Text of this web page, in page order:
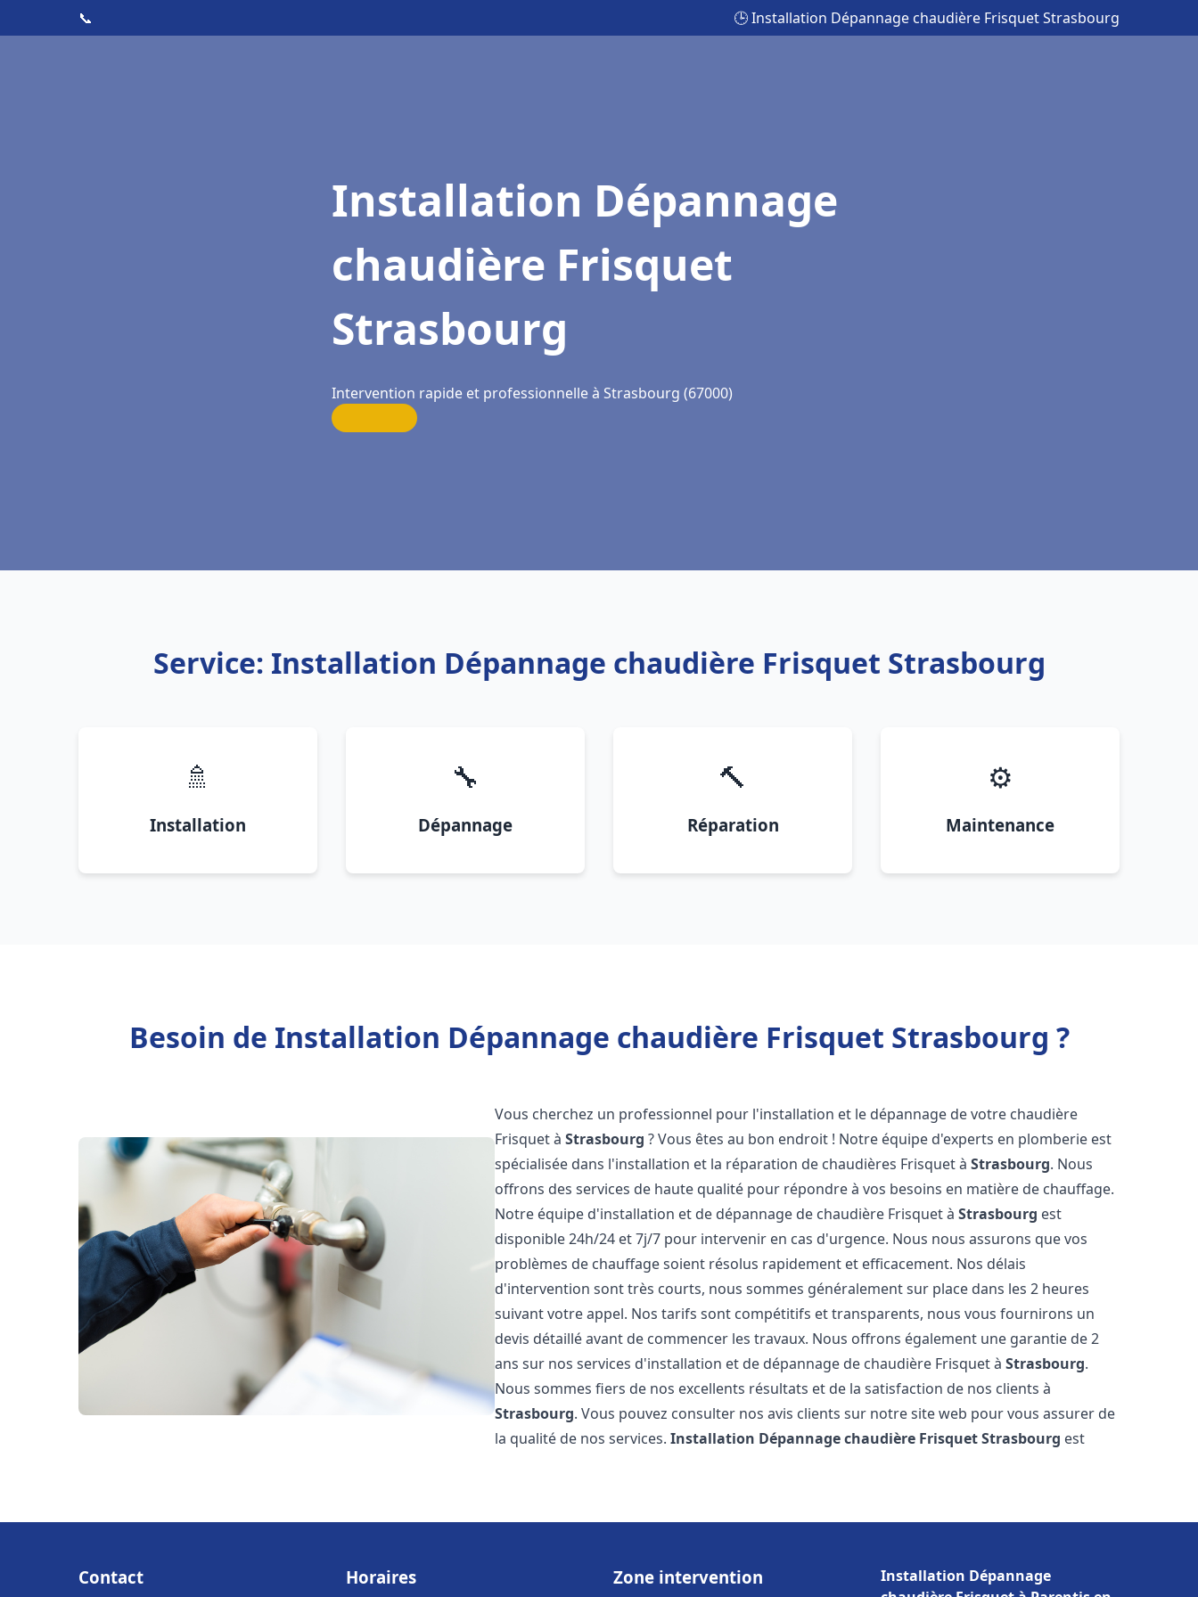
📞 🕒 Installation Dépannage chaudière Frisquet Strasbourg
Installation Dépannage
chaudière Frisquet
Strasbourg
Intervention rapide et professionnelle à Strasbourg (67000)
Service: Installation Dépannage chaudière Frisquet Strasbourg
🚿
Installation
🔧
Dépannage
🔨
Réparation
⚙️
Maintenance
Besoin de Installation Dépannage chaudière Frisquet Strasbourg ?
Vous cherchez un professionnel pour l'installation et le dépannage de votre chaudière
Frisquet àStrasbourg ? Vous êtes au bon endroit ! Notre équipe d'experts en plomberie est
spécialisée dans l'installation et la réparation de chaudières Frisquet àStrasbourg. Nous
offrons des services de haute qualité pour répondre à vos besoins en matière de chauffage.
Notre équipe d'installation et de dépannage de chaudière Frisquet àStrasbourg est
disponible 24h/24 et 7j/7 pour intervenir en cas d'urgence. Nous nous assurons que vos
problèmes de chauffage soient résolus rapidement et efficacement. Nos délais
d'intervention sont très courts, nous sommes généralement sur place dans les 2 heures
suivant votre appel. Nos tarifs sont compétitifs et transparents, nous vous fournirons un
devis détaillé avant de commencer les travaux. Nous offrons également une garantie de 2
ans sur nos services d'installation et de dépannage de chaudière Frisquet àStrasbourg.
Nous sommes fiers de nos excellents résultats et de la satisfaction de nos clients à
Strasbourg. Vous pouvez consulter nos avis clients sur notre site web pour vous assurer de
la qualité de nos services.Installation Dépannage chaudière FrisquetStrasbourg est
Contact Horaires Zone intervention
Installation Dépannage